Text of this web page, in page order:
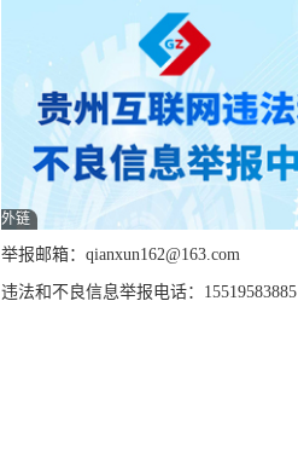
外链
举报邮箱：qianxun162@163.com
违法和不良信息举报电话：15519583885